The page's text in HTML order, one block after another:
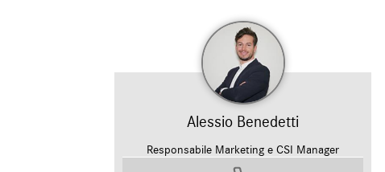
Alessio Benedetti
Responsabile Marketing e CSI Manager